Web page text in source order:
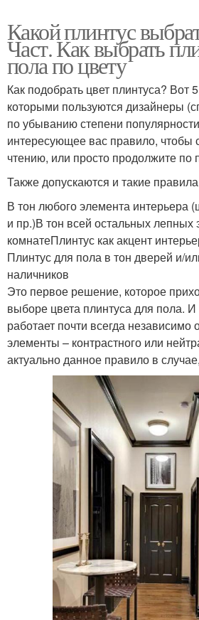
Какой плинтус
Част. Как выбрать
пола по цвету
Как подобрать цвет плинтуса? Вот
которыми пользуются дизайнеры
по убыванию степени
интересующее вас правило, чтобы
чтению, или просто продолжите по
Также допускаются и такие
В тон любого элемента интерьера
и пр.)В тон всей остальных лепных
комнатеПлинтус как акцент
Плинтус для пола в тон дверей и/
наличников
Это первое решение, которое
выборе цвета плинтуса для пола.
работает почти всегда независимо
элементы – контрастного или
актуально данное правило в